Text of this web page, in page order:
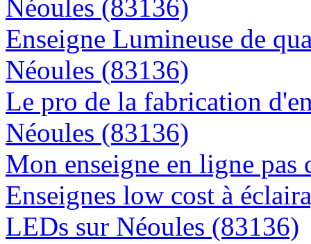
Néoules (83136)
Enseigne Lumineuse de
Néoules (83136)
Le pro de la fabrication
Néoules (83136)
Mon enseigne en ligne pas
Enseignes low cost à
LEDs sur Néoules (83136)